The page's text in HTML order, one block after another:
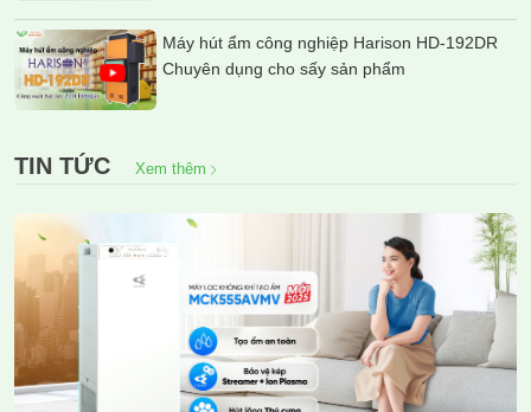
Máy hút ẩm công nghiệp Harison HD-192DR
Chuyên dụng cho sấy sản phẩm
TIN TỨC Xem thêm